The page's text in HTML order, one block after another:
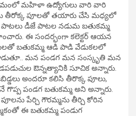
మహిళా ఉద్యోగులు వారి వారి
తీరోక్క పూలతో తయారు చేసి మధ్యలో
డీజే పాటల నడుమ బతుకమ్మ
ఈ సందర్భంగా కలెక్టర్ ఆయన
బతుకమ్మ ఆడి పాడి వేడుకలలో
మన పండగ మన సంస్కృతి మన
ఔన్నత్యానికి సూచిక అన్నారు.
అందరూ కలిసి తీరొక్క పూలు,
గొప్ప పండగ బతుకమ్మ అని అన్నారు.
పేర్చి గౌరమ్మను తీర్చి కోరిన
ఈ బతుకమ్మ పండుగ